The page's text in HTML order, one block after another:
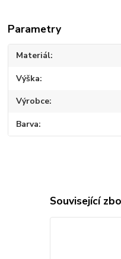
Parametry
Materiál
Výška
Výrobce
Barva
Související